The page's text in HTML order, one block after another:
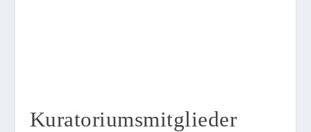
Kuratoriumsmitglieder